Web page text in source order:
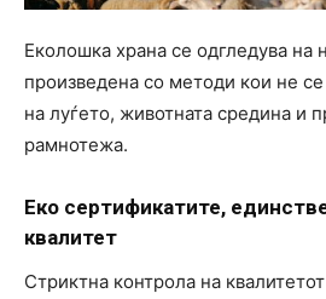
Еколошка храна се одгледува на
произведена со методи кои не
на луѓето, животната средина и
рамнотежа.
Еко сертификатите,
квалитет
Стриктна контрола на